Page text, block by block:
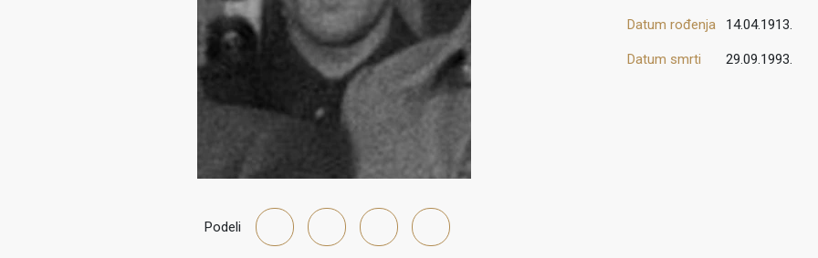
Podeli
Datum rođenja 14.04.1913.
Datum smrti 29.09.1993.